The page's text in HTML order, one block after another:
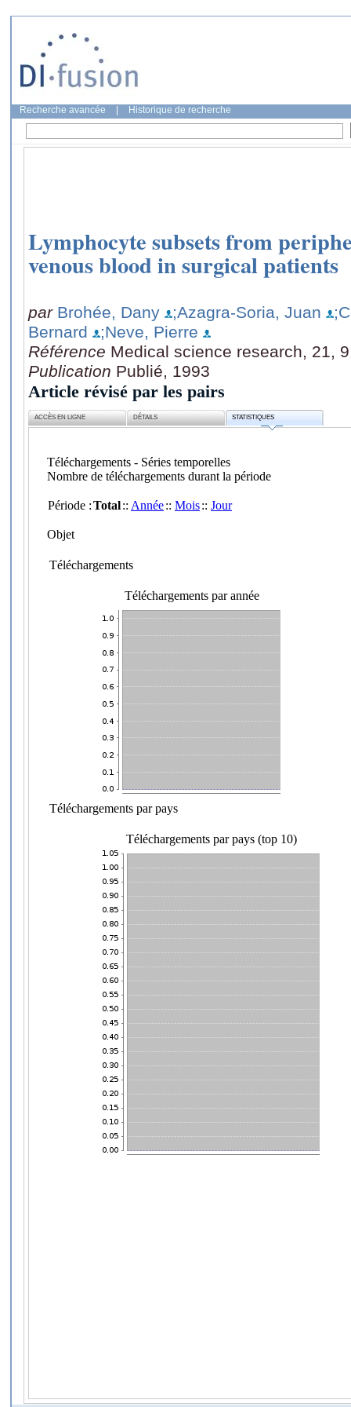
Recherche avancée Historique de recherche
Lymphocyte subsets from
venous blood in surgical patients
par Brohée, Dany ;Azagra-Soria, Juan
Bernard
;Neve, Pierre
Référence Medical science research, 21,
Publication Publié, 1993
Article révisé par les pairs
ACCÈS EN LIGNE DÉTAILS STATISTIQUES